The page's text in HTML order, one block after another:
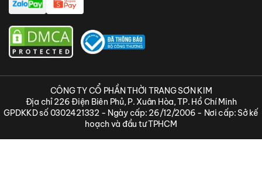
CÔNG TY CỔ PHẦN THỜI TRANG SƠN KIM
Địa chỉ 226 Điện Biên Phủ, P. Xuân Hòa, TP. Hồ Chí Minh
GPDKKD số 0302421332 - Ngày cấp: 26/12/2006 - Nơi cấp: Sở kế
hoạch và đầu tư TPHCM